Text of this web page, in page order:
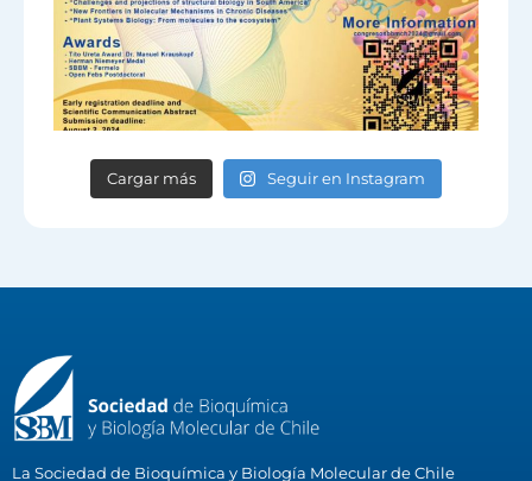
Cargar más Seguir en Instagram
La Sociedad de Bioquímica y Biología Molecular de Chile